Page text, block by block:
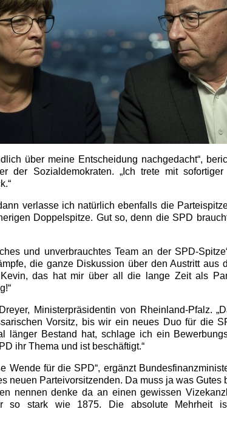
über meine Entscheidung nachgedacht“,
der Sozialdemokraten. „Ich trete mit
verlasse ich natürlich ebenfalls die
Doppelspitze. Gut so, denn die SPD
und unverbrauchtes Team an der SPD-
die ganze Diskussion über den Austritt aus
das hat mir über all die lange Zeit als
Ministerpräsidentin von Rheinland-Pfalz.
Vorsitz, bis wir ein neues Duo für die
länger Bestand hat, schlage ich ein
ihr Thema und ist beschäftigt.“
Wende für die SPD“, ergänzt
neuen Parteivorsitzenden. Da muss ja was Gutes
nennen denke da an einen gewissen
so stark wie 1875. Die absolute Mehrheit